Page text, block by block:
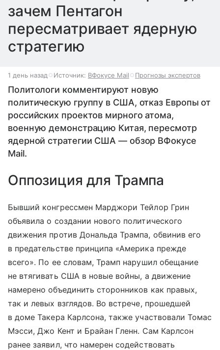
зачем Пентагон
пересматривает ядерную
стратегию
1 день назад Источник: ВФокусе Mail Прогнозы экспертов
Политологи комментируют новую
политическую группу в США, отказ Европы от
российских проектов мирного атома,
военную демонстрацию Китая, пересмотр
ядерной стратегии США — обзор ВФокусе
Mail.
Оппозиция для Трампа
Бывший конгрессмен Марджори Тейлор Грин
объявила о создании нового политического
движения против Дональда Трампа, обвинив его
в предательстве принципа «Америка прежде
всего». По ее словам, Трамп нарушил обещание
не втягивать США в новые войны, а движение
намерено объединить сторонников как правых,
так и левых взглядов. Во встрече, прошедшей
в доме Такера Карлсона, также участвовали Томас
Мэсси, Джо Кент и Брайан Гленн. Сам Карлсон
ранее заявил, что намерен содействовать